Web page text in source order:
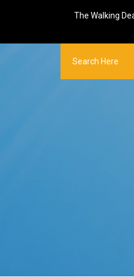
The Walking